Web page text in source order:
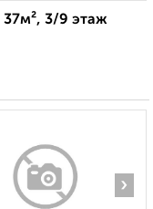
37м², 3/9 этаж
›